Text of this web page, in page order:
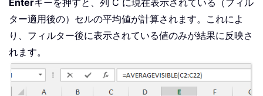
Enterキーを押すと、列 C に現在表示されている（フィル
ター適用後の）セルの平均値が計算されます。これによ
り、フィルター後に表示されている値のみが結果に反映さ
れます。